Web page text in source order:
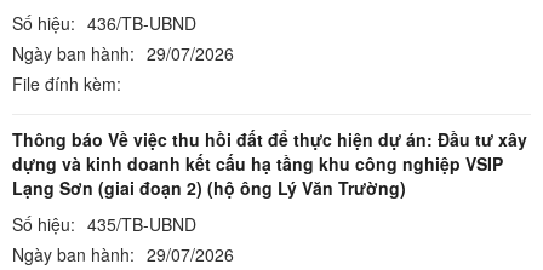
Số hiệu: 436/TB-UBND
Ngày ban hành: 29/07/2026
File đính kèm:
Thông báo Về việc thu hồi đất để thực hiện dự án: Đầu tư xây
dựng và kinh doanh kết cấu hạ tầng khu công nghiệp VSIP
Lạng Sơn (giai đoạn 2) (hộ ông Lý Văn Trường)
Số hiệu: 435/TB-UBND
Ngày ban hành: 29/07/2026